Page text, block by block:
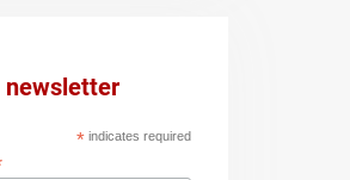
* indicates required